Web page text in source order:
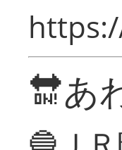
🔛あ